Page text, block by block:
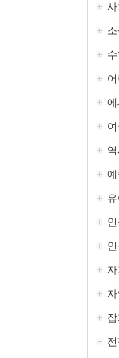
사
에
여
예
잡
전